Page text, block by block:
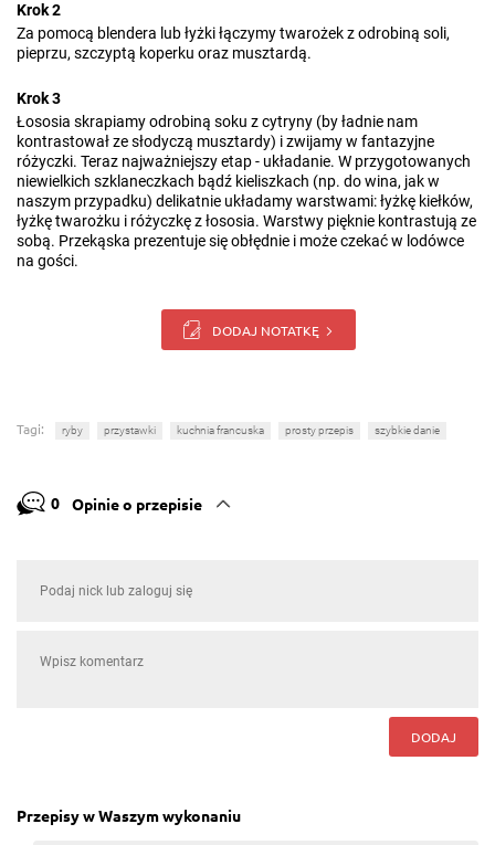
Krok 2
Za pomocą blendera lub łyżki łączymy twarożek z odrobiną soli,
pieprzu, szczyptą koperku oraz musztardą.
Krok 3
Łososia skrapiamy odrobiną soku z cytryny (by ładnie nam
kontrastował ze słodyczą musztardy) i zwijamy w fantazyjne
różyczki. Teraz najważniejszy etap - układanie. W przygotowanych
niewielkich szklaneczkach bądź kieliszkach (np. do wina, jak w
naszym przypadku) delikatnie układamy warstwami: łyżkę kiełków,
łyżkę twarożku i różyczkę z łososia. Warstwy pięknie kontrastują ze
sobą. Przekąska prezentuje się obłędnie i może czekać w lodówce
na gości.
DODAJ NOTATKĘ
Tagi: ryby przystawki kuchnia francuska prosty przepis szybkie danie
0 Opinie o przepisie
DODAJ
Przepisy w Waszym wykonaniu